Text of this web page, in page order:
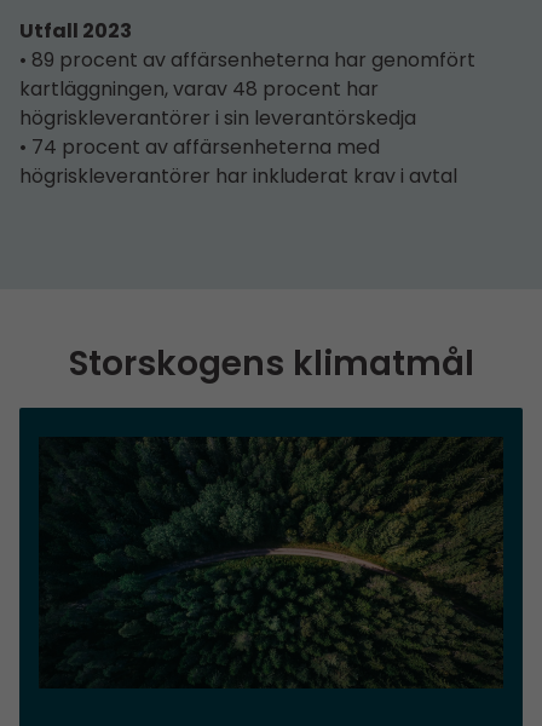
Utfall 2023
• 89 procent av affärsenheterna har genomfört
kartläggningen, varav 48 procent har
högriskleverantörer i sin leverantörskedja
• 74 procent av affärsenheterna med
högriskleverantörer har inkluderat krav i avtal
Storskogens klimatmål